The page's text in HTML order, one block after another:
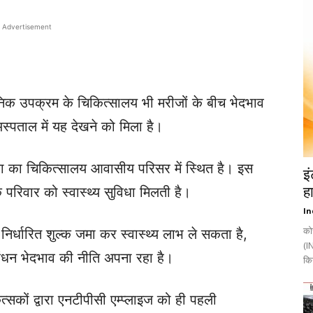
Advertisement
उपक्रम के चिकित्सालय भी मरीजों के बीच भेदभाव
में यह देखने को मिला है।
का चिकित्सालय आवासीय परिसर में स्थित है। इस
को स्वास्थ्य सुविधा मिलती है।
निर्धारित शुल्क जमा कर स्वास्थ्य लाभ ले सकता है,
भेदभाव की नीति अपना रहा है।
द्वारा एनटीपीसी एम्प्लाइज को ही पहली